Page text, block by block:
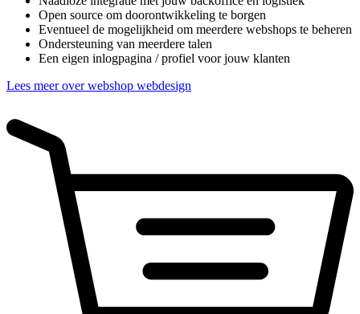
Open source om doorontwikkeling te borgen
Eventueel de mogelijkheid om meerdere webshops te beheren
Ondersteuning van meerdere talen
Een eigen inlogpagina / profiel voor jouw klanten
Lees meer over webshop webdesign